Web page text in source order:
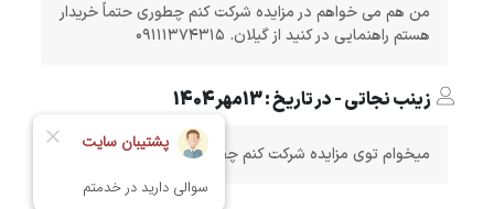
من هم می خواهم در مزایده شرکت کنم چطوری حتماً خریدار
هستم راهنمایی در کنید از گیلان. ۰۹۱۱۱۳۷۴۳۱۵
زینب نجاتی - در تاریخ : 13مهر1404
میخوام توی مزایده شرکت کنم چطورمیتونم عضوبشم